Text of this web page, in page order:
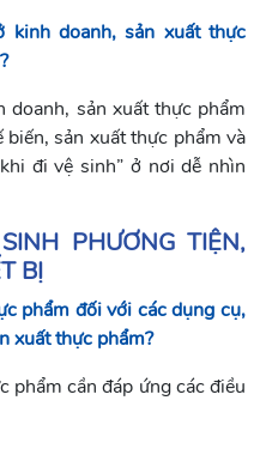
doanh, sản xuất thực
doanh, sản xuất thực phẩm
sản xuất thực phẩm và
đi vệ sinh” ở nơi dễ nhìn
PHƯƠNG TIỆN,
BỊ
phẩm đối với các dụng cụ,
xuất thực phẩm?
phẩm cần đáp ứng các điều